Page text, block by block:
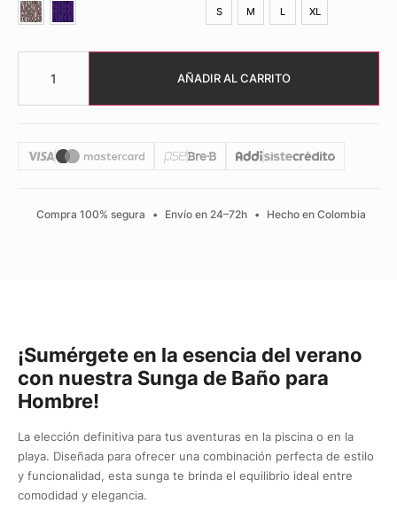
S M L XL
AÑADIR AL CARRITO
Compra 100% segura • Envío en 24–72h • Hecho en Colombia
¡Sumérgete en la esencia del verano
con nuestra Sunga de Baño para
Hombre!
La elección definitiva para tus aventuras en la piscina o en la
playa. Diseñada para ofrecer una combinación perfecta de estilo
y funcionalidad, esta sunga te brinda el equilibrio ideal entre
comodidad y elegancia.